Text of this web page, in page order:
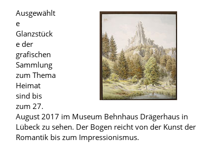
Ausgewählt
e
Glanzstück
e der
grafischen
Sammlung
zum Thema
Heimat
sind bis
zum 27.
August 2017 im Museum Behnhaus Drägerhaus in
Lübeck zu sehen. Der Bogen reicht von der Kunst der
Romantik bis zum Impressionismus.